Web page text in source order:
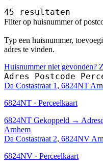
45 resultaten
Filter op huisnummer of
Typ een huisnummer,
adres te vinden.
Huisnummer niet gevonden?
Adres Postcode
Da Costastraat 1, 6824NT
6824NT · Perceelkaart
6824NT Gekoppeld →
Arnhem
Da Costastraat 2, 6824NV
6824NV · Perceelkaart